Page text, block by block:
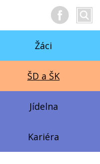
text
Žáci
ŠD a ŠK
Jídelna
Kariéra